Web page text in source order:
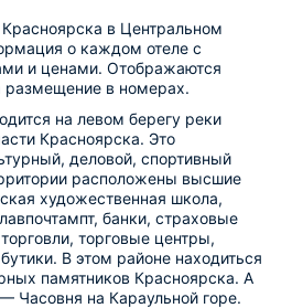
в Центральном
о каждом отеле с
и ценами. Отображаются
размещение в номерах.
на левом берегу реки
Красноярска. Это
деловой, спортивный
расположены высшие
художественная школа,
банки, страховые
торговые центры,
В этом районе находиться
памятников Красноярска. А
Часовня на Караульной горе.